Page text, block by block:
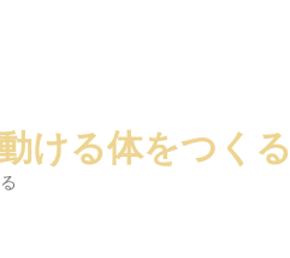
ける体をつくる